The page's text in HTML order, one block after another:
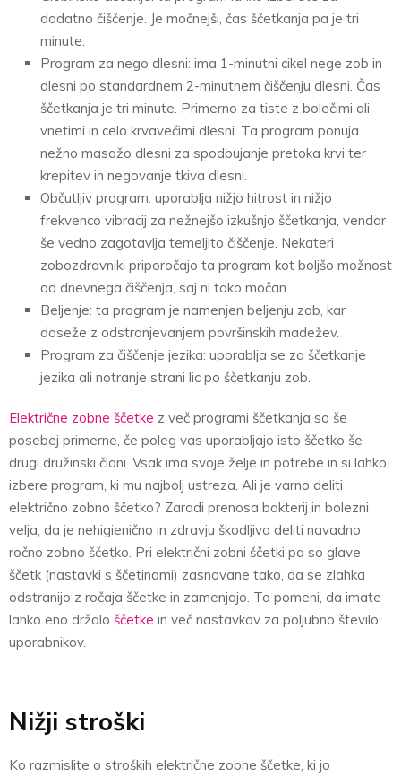
dodatno čiščenje. Je močnejši, čas ščetkanja pa je tri
minute.
Program za nego dlesni: ima 1-minutni cikel nege zob in
dlesni po standardnem 2-minutnem čiščenju dlesni. Čas
ščetkanja je tri minute. Primerno za tiste z bolečimi ali
vnetimi in celo krvavečimi dlesni. Ta program ponuja
nežno masažo dlesni za spodbujanje pretoka krvi ter
krepitev in negovanje tkiva dlesni.
Občutljiv program: uporablja nižjo hitrost in nižjo
frekvenco vibracij za nežnejšo izkušnjo ščetkanja, vendar
še vedno zagotavlja temeljito čiščenje. Nekateri
zobozdravniki priporočajo ta program kot boljšo možnost
od dnevnega čiščenja, saj ni tako močan.
Beljenje: ta program je namenjen beljenju zob, kar
doseže z odstranjevanjem površinskih madežev.
Program za čiščenje jezika: uporablja se za ščetkanje
jezika ali notranje strani lic po ščetkanju zob.
Električne zobne ščetke z več programi ščetkanja so še
posebej primerne, če poleg vas uporabljajo isto ščetko še
drugi družinski člani. Vsak ima svoje želje in potrebe in si lahko
izbere program, ki mu najbolj ustreza. Ali je varno deliti
električno zobno ščetko? Zaradi prenosa bakterij in bolezni
velja, da je nehigienično in zdravju škodljivo deliti navadno
ročno zobno ščetko. Pri električni zobni ščetki pa so glave
ščetk (nastavki s ščetinami) zasnovane tako, da se zlahka
odstranijo z ročaja ščetke in zamenjajo. To pomeni, da imate
lahko eno držalo ščetke in več nastavkov za poljubno število
uporabnikov.
Nižji stroški
Ko razmislite o stroških električne zobne ščetke, ki jo